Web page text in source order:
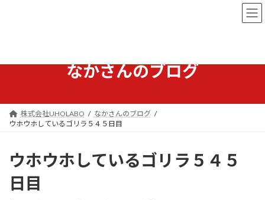
へ
ョ
なかさんのブログ
株式会社UHOLABO
なかさんのブログ
ウホウホしているゴリラ５４５日目
ウホウホしているゴリラ５４５
日目